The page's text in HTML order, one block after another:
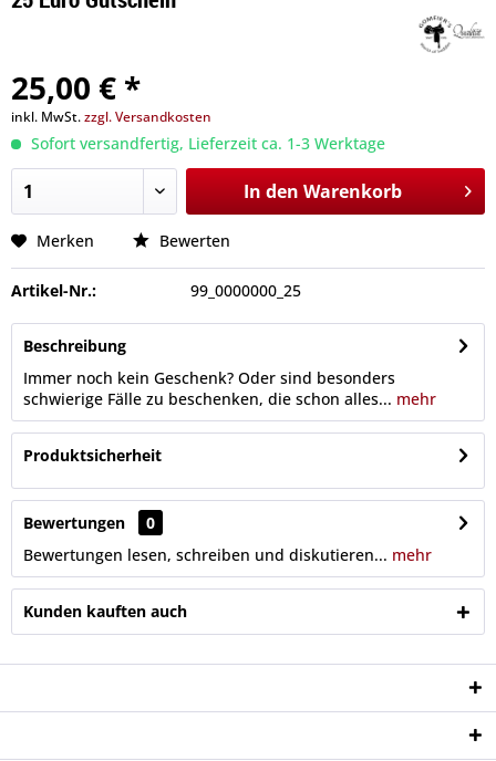
25,00 € *
inkl. MwSt.zzgl. Versandkosten
Sofort versandfertig, Lieferzeit ca. 1-3 Werktage
In den Warenkorb
Merken Bewerten
Artikel-Nr.: 99_0000000_25
Beschreibung
Immer noch kein Geschenk? Oder sind besonders
schwierige Fälle zu beschenken, die schon alles... mehr
Produktsicherheit
Bewertungen
0
Bewertungen lesen, schreiben und diskutieren... mehr
Kunden kauften auch